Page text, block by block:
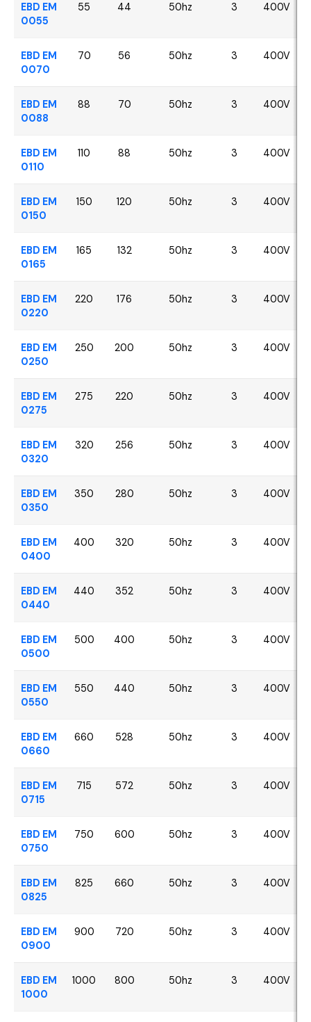
EBD EM
0055
55 44 50hz 3 400V
EBD EM
0070
70 56 50hz 3 400V
EBD EM
0088
88 70 50hz 3 400V
EBD EM
0110
110 88 50hz 3 400V
EBD EM
0150
150 120 50hz 3 400V
EBD EM
0165
165 132 50hz 3 400V
EBD EM
0220
220 176 50hz 3 400V
EBD EM
0250
250 200 50hz 3 400V
EBD EM
0275
275 220 50hz 3 400V
EBD EM
0320
320 256 50hz 3 400V
EBD EM
0350
350 280 50hz 3 400V
EBD EM
0400
400 320 50hz 3 400V
EBD EM
0440
440 352 50hz 3 400V
EBD EM
0500
500 400 50hz 3 400V
EBD EM
0550
550 440 50hz 3 400V
EBD EM
0660
660 528 50hz 3 400V
EBD EM
0715
715 572 50hz 3 400V
EBD EM
0750
750 600 50hz 3 400V
EBD EM
0825
825 660 50hz 3 400V
EBD EM
0900
900 720 50hz 3 400V
EBD EM
1000
1000 800 50hz 3 400V